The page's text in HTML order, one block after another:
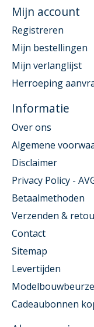
Mijn account
Registreren
Mijn bestellingen
Mijn verlanglijst
Herroeping
Informatie
Over ons
Algemene
Disclaimer
Privacy Policy -
Betaalmethoden
Verzenden &
Contact
Sitemap
Levertijden
Cadeaubonnen